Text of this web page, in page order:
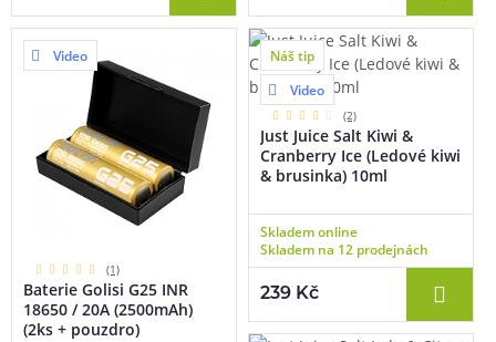
Video
(1)
Baterie Golisi G25 INR
18650 / 20A (2500mAh)
(2ks + pouzdro)
Náš tip
Video
(2)
Just Juice Salt Kiwi &
Cranberry Ice (Ledové kiwi
& brusinka) 10ml
Skladem online
Skladem na 12 prodejnách
239 Kč